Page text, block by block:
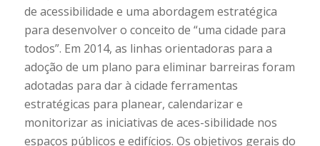
de acessibilidade e uma abordagem estratégica
para desenvolver o conceito de “uma cidade para
todos”. Em 2014, as linhas orientadoras para a
adoção de um plano para eliminar barreiras foram
adotadas para dar à cidade ferramentas
estratégicas para planear, calendarizar e
monitorizar as iniciativas de aces-sibilidade nos
espaços públicos e edifícios. Os objetivos gerais do